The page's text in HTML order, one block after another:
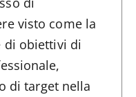
visto come la
di obiettivi di
di target nella